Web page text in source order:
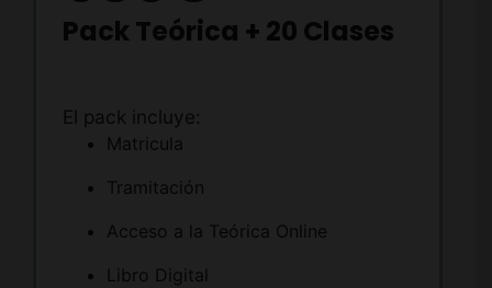
Pack Teórica + 20 Clases
El pack incluye:
Matricula
Tramitación
Acceso a la Teórica Online
Libro Digital